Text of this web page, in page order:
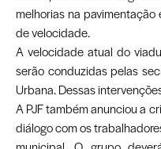
melhorias na
de velocidade.
A velocidade atual do
serão conduzidas pelas
Urbana. Dessas
A PJF também anunciou a
diálogo com os